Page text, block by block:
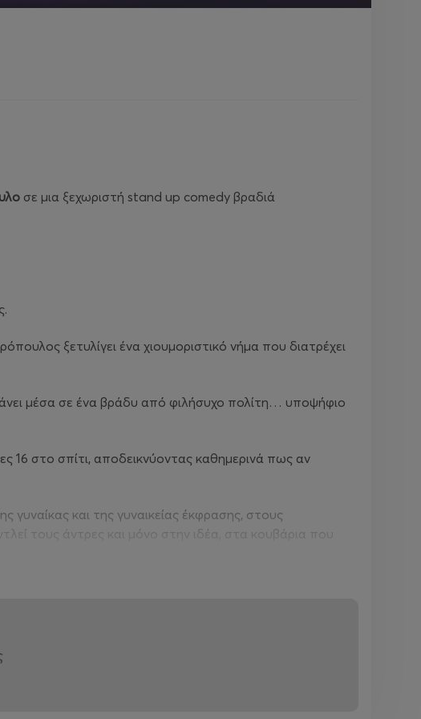
σε μια ξεχωριστή stand up comedy βραδιά
ξετυλίγει ένα χιουμοριστικό νήμα που διατρέχει
μέσα σε ένα βράδυ από φιλήσυχο πολίτη… υποψήφιο
16 στο σπίτι, αποδεικνύοντας καθημερινά πως αν
και της γυναικείας έκφρασης, στους
τους άντρες και μόνο στην ιδέα, στα κουβάρια που
της ζωής μας — αυτές που μας μεγάλωσαν, μας